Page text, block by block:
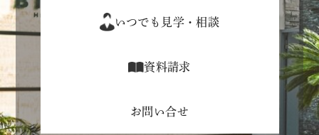
いつでも見学・相談
資料請求
お問い合せ